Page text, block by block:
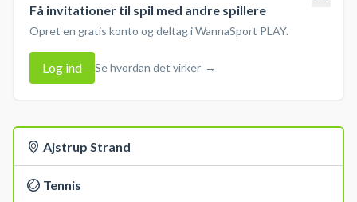
Få invitationer til spil med andre spillere
Opret en gratis konto og deltag i WannaSport PLAY.
Log ind Se hvordan det virker →
Ajstrup Strand
Tennis